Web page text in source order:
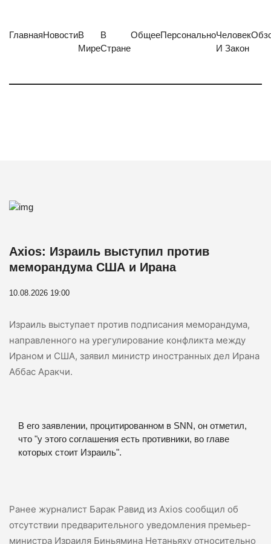
ГлавнаяНовостиВ
Мире
В
Стране
ОбщееПерсональноЧеловек
И Закон
Axios: Израиль выступил против
меморандума США и Ирана
10.08.2026 19:00
Израиль выступает против подписания меморандума,
направленного на урегулирование конфликта между
Ираном и США, заявил министр иностранных дел Ирана
Аббас Аракчи.
В его заявлении, процитированном в SNN, он отметил,
что "у этого соглашения есть противники, во главе
которых стоит Израиль".
Ранее журналист Барак Равид из Axios сообщил об
отсутствии предварительного уведомления премьер-
министра Израиля Биньямина Нетаньяху относительно